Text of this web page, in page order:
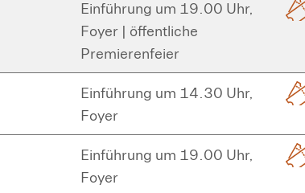
Einführung um 19.00 Uhr,
Foyer | öffentliche
Premierenfeier
Einführung um 14.30 Uhr,
Foyer
Einführung um 19.00 Uhr,
Foyer